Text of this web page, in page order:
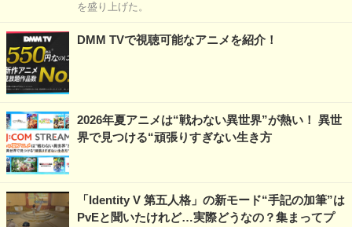
を盛り上げた。
DMM TVで視聴可能なアニメを紹介！
2026年夏アニメは“戦わない異世界”が熱い！ 異世
界で見つける“頑張りすぎない生き方
「Identity V 第五人格」の新モード“手記の加筆”は
PvEと聞いたけれど…実際どうなの？集まってプ